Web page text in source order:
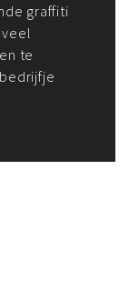
graffiti
te